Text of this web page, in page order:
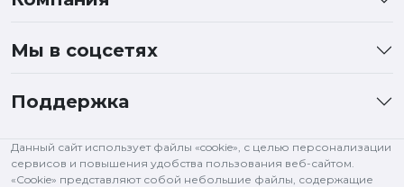
Мы в соцсетях
Поддержка
Данный сайт использует файлы «cookie», с целью персонализации
сервисов и повышения удобства пользования веб-сайтом.
«Cookie» представляют собой небольшие файлы, содержащие